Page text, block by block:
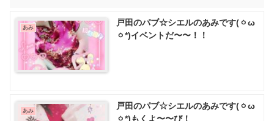
あみ
戸田のパブ☆シエルのあみです(ㆁω
ㆁ*)イベントだ〜〜！！
あみ
戸田のパブ☆シエルのあみです(ㆁω
ㆁ*)もくよ〜〜び！